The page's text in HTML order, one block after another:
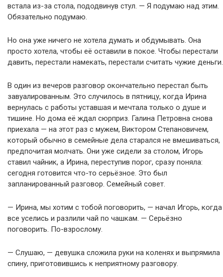
встала из-за стола, пододвинув стул. — Я подумаю над этим.
Обязательно подумаю.
Но она уже ничего не хотела думать и обдумывать. Она
просто хотела, чтобы её оставили в покое. Чтобы перестали
давить, перестали намекать, перестали считать чужие деньги.
В один из вечеров разговор окончательно перестал быть
завуалированным. Это случилось в пятницу, когда Ирина
вернулась с работы уставшая и мечтала только о душе и
тишине. Но дома её ждал сюрприз. Галина Петровна снова
приехала — на этот раз с мужем, Виктором Степановичем,
который обычно в семейные дела старался не вмешиваться,
предпочитая молчать. Они уже сидели за столом, Игорь
ставил чайник, а Ирина, переступив порог, сразу поняла:
сегодня готовится что-то серьёзное. Это был
запланированный разговор. Семейный совет.
— Ирина, мы хотим с тобой поговорить, — начал Игорь, когда
все уселись и разлили чай по чашкам. — Серьёзно
поговорить. По-взрослому.
— Слушаю, — девушка сложила руки на коленях и выпрямила
спину, приготовившись к неприятному разговору.